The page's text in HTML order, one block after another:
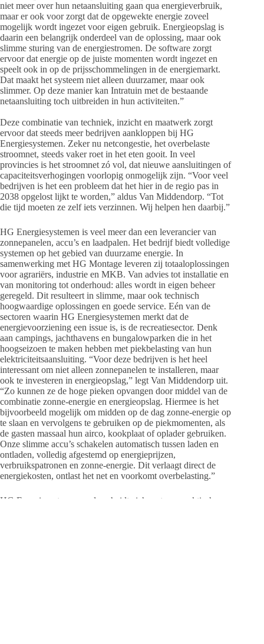
niet meer over hun netaansluiting gaan qua energieverbruik,
maar er ook voor zorgt dat de opgewekte energie zoveel
mogelijk wordt ingezet voor eigen gebruik. Energieopslag is
daarin een belangrijk onderdeel van de oplossing, maar ook
slimme sturing van de energiestromen. De software zorgt
ervoor dat energie op de juiste momenten wordt ingezet en
speelt ook in op de prijsschommelingen in de energiemarkt.
Dat maakt het systeem niet alleen duurzamer, maar ook
slimmer. Op deze manier kan Intratuin met de bestaande
netaansluiting toch uitbreiden in hun activiteiten.”
Deze combinatie van techniek, inzicht en maatwerk zorgt
ervoor dat steeds meer bedrijven aankloppen bij HG
Energiesystemen. Zeker nu netcongestie, het overbelaste
stroomnet, steeds vaker roet in het eten gooit. In veel
provincies is het stroomnet zó vol, dat nieuwe aansluitingen of
capaciteitsverhogingen voorlopig onmogelijk zijn. “Voor veel
bedrijven is het een probleem dat het hier in de regio pas in
2038 opgelost lijkt te worden,” aldus Van Middendorp. “Tot
die tijd moeten ze zelf iets verzinnen. Wij helpen hen daarbij.”
HG Energiesystemen is veel meer dan een leverancier van
zonnepanelen, accu’s en laadpalen. Het bedrijf biedt volledige
systemen op het gebied van duurzame energie. In
samenwerking met HG Montage leveren zij totaaloplossingen
voor agrariërs, industrie en MKB. Van advies tot installatie en
van monitoring tot onderhoud: alles wordt in eigen beheer
geregeld. Dit resulteert in slimme, maar ook technisch
hoogwaardige oplossingen en goede service. Eén van de
sectoren waarin HG Energiesystemen merkt dat de
energievoorziening een issue is, is de recreatiesector. Denk
aan campings, jachthavens en bungalowparken die in het
hoogseizoen te maken hebben met piekbelasting van hun
elektriciteitsaansluiting. “Voor deze bedrijven is het heel
interessant om niet alleen zonnepanelen te installeren, maar
ook te investeren in energieopslag,” legt Van Middendorp uit.
“Zo kunnen ze de hoge pieken opvangen door middel van de
combinatie zonne-energie en energieopslag. Hiermee is het
bijvoorbeeld mogelijk om midden op de dag zonne-energie op
te slaan en vervolgens te gebruiken op de piekmomenten, als
de gasten massaal hun airco, kookplaat of oplader gebruiken.
Onze slimme accu’s schakelen automatisch tussen laden en
ontladen, volledig afgestemd op energieprijzen,
verbruikspatronen en zonne-energie. Dit verlaagt direct de
energiekosten, ontlast het net en voorkomt overbelasting.”
HG Energiesystemen onderscheidt zich met een praktische,